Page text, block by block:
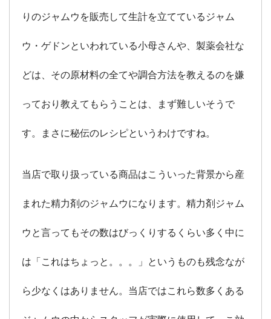
りのジャムウを販売して生計を立てているジャム
ウ・ゲドンといわれている小母さんや、製薬会社な
どは、その原材料の全てや調合方法を教えるのを嫌
っており教えてもらうことは、まず難しいそうで
す。まさに秘伝のレシピというわけですね。
当店で取り扱っている商品はこういった背景から産
まれた精力剤のジャムウになります。精力剤ジャム
ウと言ってもその数はびっくりするくらい多く中に
は「これはちょっと。。。」というものも残念なが
ら少なくはありません。当店ではこれら数多くある